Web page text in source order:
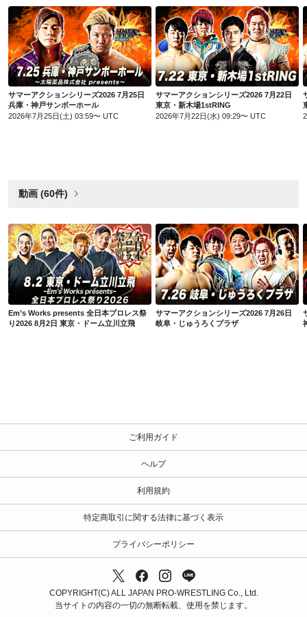
サマーアクションシリーズ2026 7月25日 兵庫・神戸サンボーホール
サマーアクションシリーズ2026 7月25日
兵庫・神戸サンボーホール
2026年7月25日(土) 03:59〜 UTC
サマーアクションシリーズ2026 7月22日 東京・新木場1stRING
サマーアクションシリーズ2026 7月22日
東京・新木場1stRING
2026年7月22日(水) 09:29〜 UTC
動画 (60件)
Em’s Works presents 全日本プロレス祭り2026 8月2日 東京・ドーム立川立飛
Em’s Works presents 全日本プロレス祭
り2026 8月2日 東京・ドーム立川立飛
サマーアクションシリーズ2026 7月26日 岐阜・じゅうろくプラザ
サマーアクションシリーズ2026 7月26日
岐阜・じゅうろくプラザ
ご利用ガイド
ヘルプ
利用規約
特定商取引に関する法律に基づく表示
プライバシーポリシー
COPYRIGHT(C) ALL JAPAN PRO-WRESTLING Co., Ltd.
当サイトの内容の一切の無断転載、使用を禁じます。